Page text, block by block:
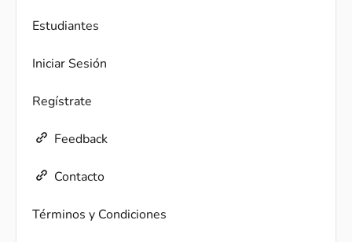
Estudiantes
Iniciar Sesión
Regístrate
Feedback
Contacto
Términos y Condiciones